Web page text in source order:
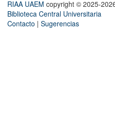
RIAA UAEM copyright © 2025-
Biblioteca Central Universitaria
Contacto | Sugerencias